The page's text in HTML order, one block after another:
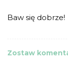
Baw się dobrze!
Zostaw